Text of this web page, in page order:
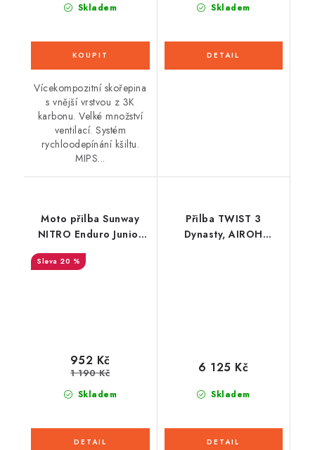
Skladem
Vícekompozitní skořepina
s vnější vrstvou z 3K
karbonu. Velké množství
ventilací. Systém
rychloodepínání kšiltu.
MIPS...
Skladem
Moto přilba Sunway
NITRO Enduro Junior
PHX - červená
20 %
Skladem
952 Kč
1 190 Kč
Přilba TWIST 3
Dynasty, AIROH
Skladem
6 125 Kč